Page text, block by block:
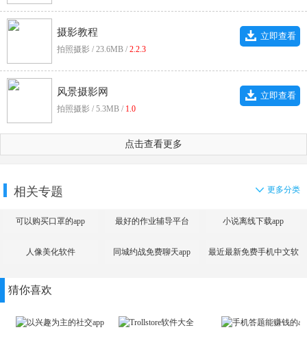
摄影教程
拍照摄影 / 23.6MB / 2.2.3
立即查看
风景摄影网
拍照摄影 / 5.3MB / 1.0
立即查看
点击查看更多
相关专题 更多分类
可以购买口罩的app 最好的作业辅导平台 小说离线下载app
人像美化软件 同城约战免费聊天app 最近最新免费手机中文软
猜你喜欢